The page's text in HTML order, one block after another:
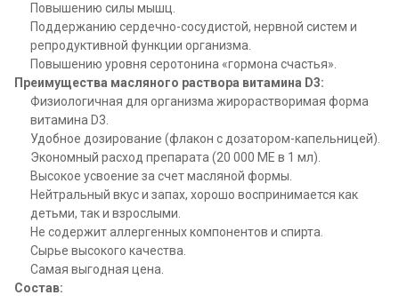
Повышению силы мышц.
Поддержанию сердечно-сосудистой, нервной систем и
репродуктивной функции организма.
Повышению уровня серотонина «гормона счастья».
Преимущества масляного раствора витамина D3:
Физиологичная для организма жирорастворимая форма
витамина D3.
Удобное дозирование (флакон с дозатором-капельницей).
Экономный расход препарата (20 000 МЕ в 1 мл).
Высокое усвоение за счет масляной формы.
Нейтральный вкус и запах, хорошо воспринимается как
детьми, так и взрослыми.
Не содержит аллергенных компонентов и спирта.
Сырье высокого качества.
Самая выгодная цена.
Состав: